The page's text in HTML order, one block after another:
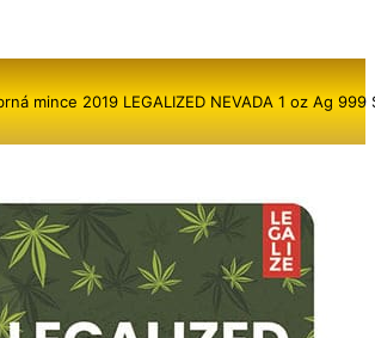
mince 2019 LEGALIZED NEVADA 1 oz Ag